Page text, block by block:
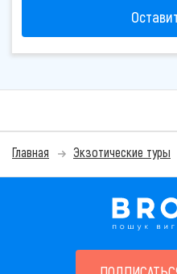
Главная Экзотические туры